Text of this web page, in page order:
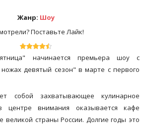
Жанр: Шоу
Поставьте Лайк!
начинается премьера шоу с
девятый сезон" в марте с первого
собой захватывающее кулинарное
центре внимания оказывается кафе
великой страны России. Долгие годы это